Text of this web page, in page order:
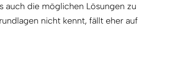
auch die möglichen Lösungen zu
nicht kennt, fällt eher auf